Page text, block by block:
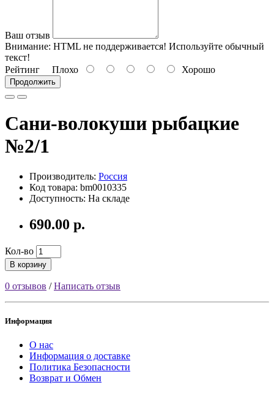
Ваш отзыв
Внимание: HTML не поддерживается! Используйте обычный
текст!
Рейтинг Плохо Хорошо
Продолжить
Сани-волокуши рыбацкие
№2/1
Производитель: Россия
Код товара: bm0010335
Доступность: На складе
690.00 р.
Кол-во
В корзину
0 отзывов /Написать отзыв
Информация
О нас
Информация о доставке
Политика Безопасности
Возврат и Обмен